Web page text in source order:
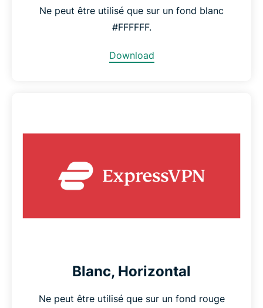
Ne peut être utilisé que sur un fond blanc
#FFFFFF.
Download
Blanc, Horizontal
Ne peut être utilisé que sur un fond rouge